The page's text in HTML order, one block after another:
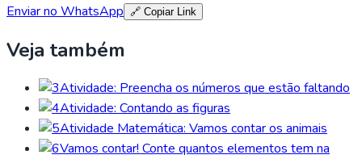
Enviar no WhatsApp 🔗 Copiar Link
Veja também
Atividade: Preencha os números que estão faltando
Atividade: Contando as figuras
Atividade Matemática: Vamos contar os animais
Vamos contar! Conte quantos elementos tem na